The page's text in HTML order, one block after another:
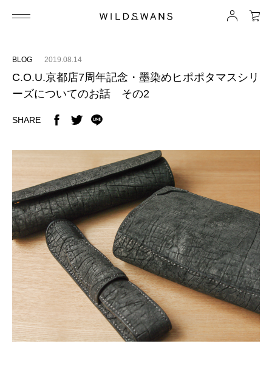
BLOG 2019.08.14
C.O.U.京都店7周年記念・墨染めヒポポタマスシリ
ーズについてのお話 その2
SHARE